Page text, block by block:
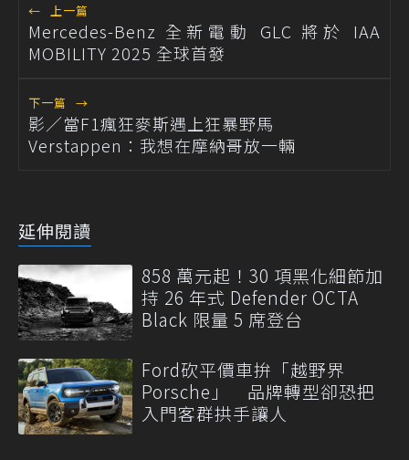
← 上一篇
Mercedes-Benz 全新電動 GLC 將於 IAA
MOBILITY 2025 全球首發
下一篇 →
影／當F1瘋狂麥斯遇上狂暴野馬
Verstappen：我想在摩納哥放一輛
延伸閱讀
858 萬元起！30 項黑化細節加
持 26 年式 Defender OCTA
Black 限量 5 席登台
Ford砍平價車拚「越野界
Porsche」 品牌轉型卻恐把
入門客群拱手讓人